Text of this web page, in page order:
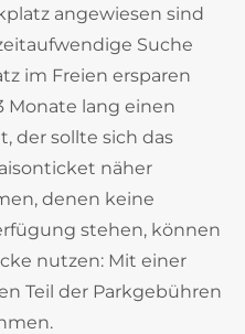
angewiesen sind
Suche
im Freien ersparen
Monate lang einen
der sollte sich das
näher
denen keine
stehen, können
nutzen: Mit einer
Teil der Parkgebühren